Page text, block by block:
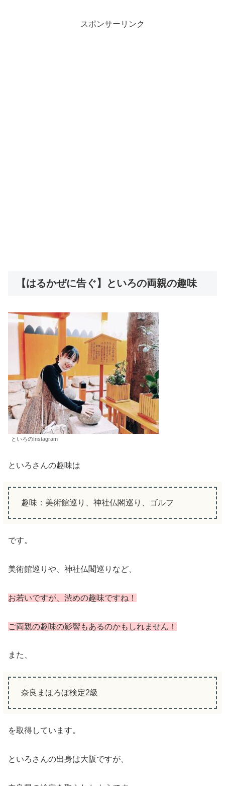
スポンサーリンク
【はるかぜに告ぐ】といろの両親の趣味
といろのInstagram
といろさんの趣味は
趣味：美術館巡り、神社仏閣巡り、ゴルフ
です。
美術館巡りや、神社仏閣巡りなど、
お若いですが、渋めの趣味ですね！
ご両親の趣味の影響もあるのかもしれません！
また、
奈良まほろぼ検定2級
を取得しています。
といろさんの出身は大阪ですが、